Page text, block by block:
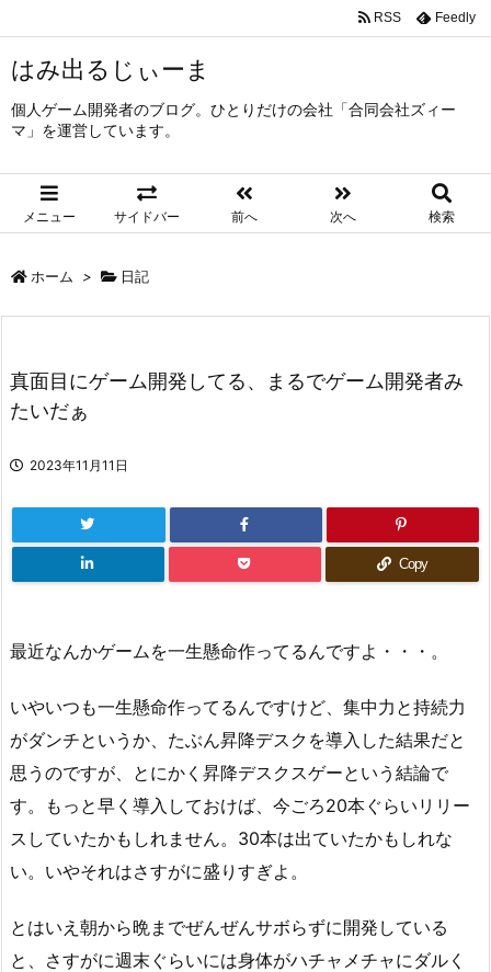
はみ出るじぃーま
個人ゲーム開発者のブログ。ひとりだけの会社「合同会社ズィー
マ」を運営しています。
メニュー サイドバー 前へ 次へ 検索
RSS Feedly
ホーム > 日記
真面目にゲーム開発してる、まるでゲーム開発者み
たいだぁ
2023年11月11日
Copy
最近なんかゲームを一生懸命作ってるんですよ・・・。
いやいつも一生懸命作ってるんですけど、集中力と持続力
がダンチというか、たぶん昇降デスクを導入した結果だと
思うのですが、とにかく昇降デスクスゲーという結論で
す。もっと早く導入しておけば、今ごろ20本ぐらいリリー
スしていたかもしれません。30本は出ていたかもしれな
い。いやそれはさすがに盛りすぎよ。
とはいえ朝から晩までぜんぜんサボらずに開発している
と、さすがに週末ぐらいには身体がハチャメチャにダルく